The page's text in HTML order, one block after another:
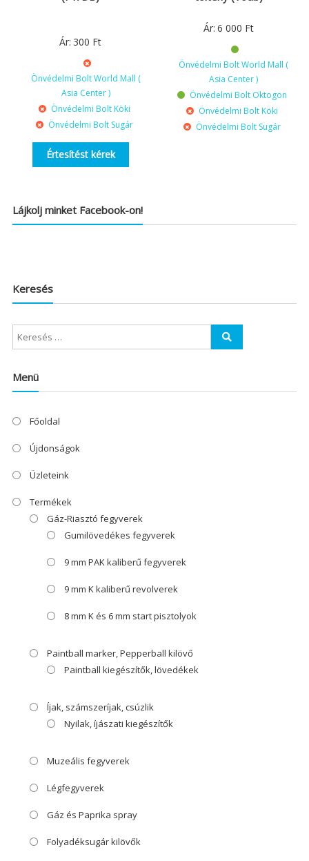
Ár: 300 Ft
Önvédelmi Bolt World Mall (
Asia Center )
Önvédelmi Bolt Köki
Önvédelmi Bolt Sugár
Értesítést kérek
Ár: 6 000 Ft
Önvédelmi Bolt World Mall (
Asia Center )
Önvédelmi Bolt Oktogon
Önvédelmi Bolt Köki
Önvédelmi Bolt Sugár
Lájkolj minket Facebook-on!
Keresés
Menü
Főoldal
Újdonságok
Üzleteink
Termékek
Gáz-Riasztó fegyverek
Gumilövedékes fegyverek
9 mm PAK kaliberű fegyverek
9 mm K kaliberű revolverek
8 mm K és 6 mm start pisztolyok
Paintball marker, Pepperball kilövő
Paintball kiegészítők, lövedékek
Íjak, számszeríjak, csúzlik
Nyilak, íjászati kiegészítők
Muzeális fegyverek
Légfegyverek
Gáz és Paprika spray
Folyadéksugár kilövők